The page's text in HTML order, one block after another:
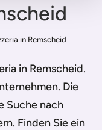
in Remscheid
in Remscheid.
Die
Suche nach
Finden Sie ein